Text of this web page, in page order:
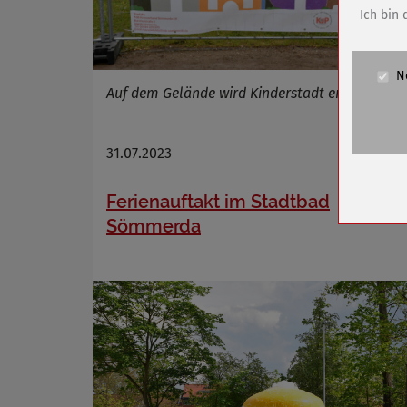
Auf dem Gelände wird Kinderstadt errichtet
31.07.2023 mehr
Ferienauftakt im Stadtbad
Sömmerda
Anbieter
Cookie
Cookie
Name
Anbieter
Zweck
Cookie
Cookie
Ich bin